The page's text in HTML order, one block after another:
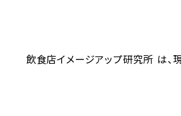
飲食店イメージアップ研究所 は、